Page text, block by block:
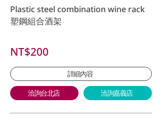
Plastic steel combination wine rack
塑鋼組合酒架
NT$200
詳細內容
洽詢台北店 洽詢嘉義店